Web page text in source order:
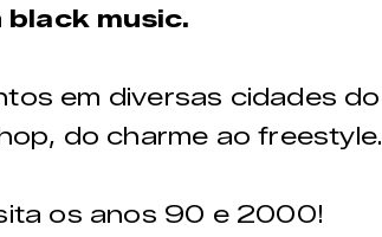
black music.
em diversas cidades do
do charme ao freestyle.
os anos 90 e 2000!